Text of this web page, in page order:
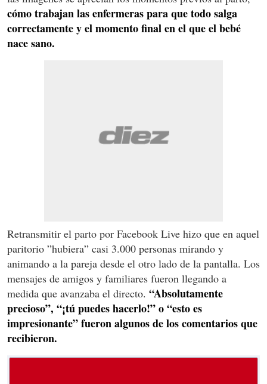
cómo trabajan las enfermeras para que todo salga
correctamente y el momento final en el que el bebé
nace sano.
Retransmitir el parto por Facebook Live hizo que en aquel
paritorio ”hubiera” casi 3.000 personas mirando y
animando a la pareja desde el otro lado de la pantalla. Los
mensajes de amigos y familiares fueron llegando a
medida que avanzaba el directo. “Absolutamente
precioso”, “¡tú puedes hacerlo!” o “esto es
impresionante” fueron algunos de los comentarios que
recibieron.